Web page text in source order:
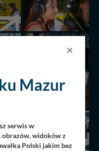
×
Mazur
serwis w
widoków z
Polski jakim bez